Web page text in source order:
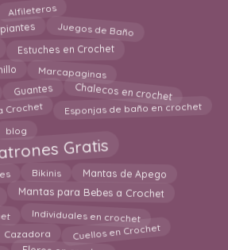
Alfileteros
Juegos de Baño
Estuches en Crochet
Marcapaginas
Guantes Chalecos en crochet
Crochet Esponjas de baño en crochet
blog
Gratis
Bikinis Mantas de Apego
Mantas para Bebes a Crochet
Individuales en crochet
Cazadora Cuellos en Crochet